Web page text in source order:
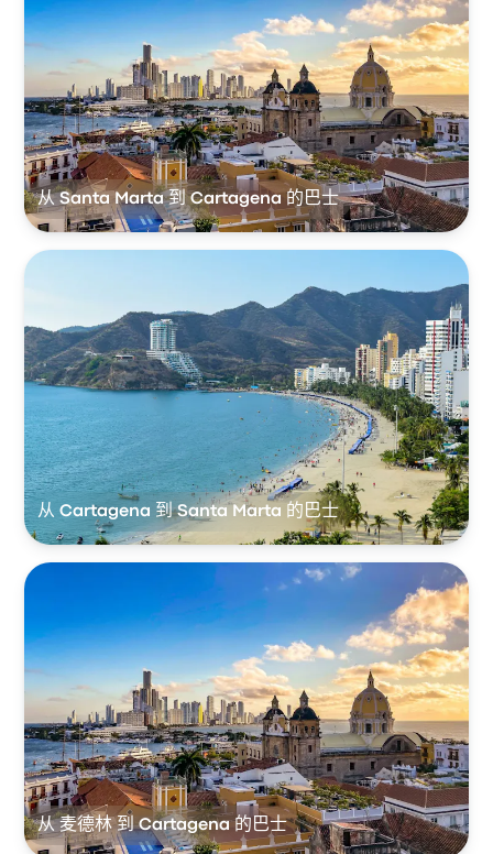
从 Santa Marta 到 Cartagena 的巴士
从 Cartagena 到 Santa Marta 的巴士
从 麦德林 到 Cartagena 的巴士